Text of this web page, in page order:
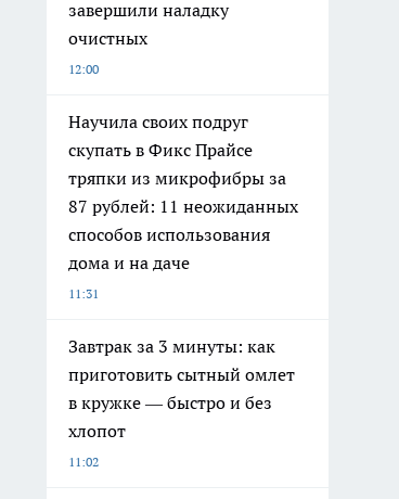
завершили наладку
очистных
12:00
Научила своих подруг
скупать в Фикс Прайсе
тряпки из микрофибры за
87 рублей: 11 неожиданных
способов использования
дома и на даче
11:31
Завтрак за 3 минуты: как
приготовить сытный омлет
в кружке — быстро и без
хлопот
11:02